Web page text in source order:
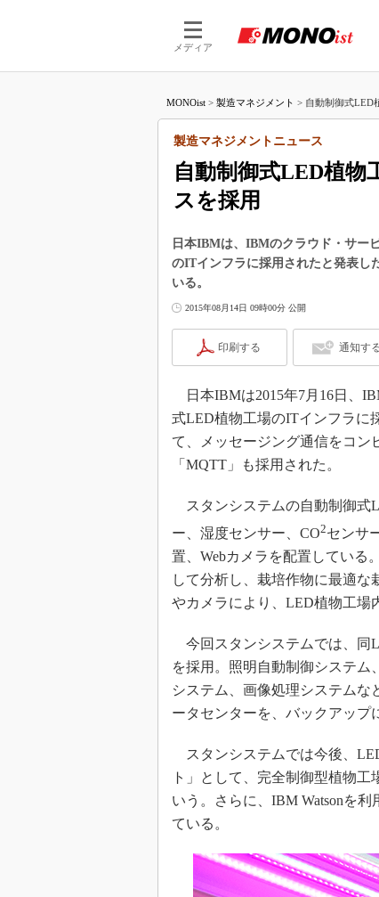
メディア
つながるAI×
MONOist > 製造マネジメント > 自動制御式LED
自動制御式LED植
スを採用
製造マネジメントニュース
日本IBMは、IBMのクラウド・サー
のITインフラに採用されたと発表し
いる。
2015年08月14日 09時00分 公開
印刷する 通知す
日本IBMは2015年7月16日、
式LED植物工場のITインフラに
て、メッセージング通信をコン
「MQTT」も採用された。
スタンシステムの自動制御式
ー、湿度センサー、CO2センサ
置、Webカメラを配置している
して分析し、栽培作物に最適
やカメラにより、LED植物工場
今回スタンシステムでは、同
を採用。照明自動制御システ
システム、画像処理システムな
ータセンターを、バックアップ
スタンシステムでは今後、
ト」として、完全制御型植物
いう。さらに、IBM Watsonを
ている。